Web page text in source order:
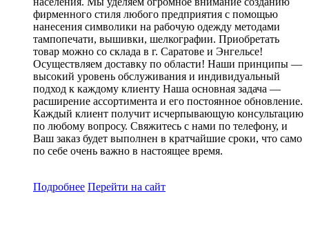
фирменного стиля любого предприятия с помощью
нанесения символики на рабочую одежду методами
тампопечати, вышивки, шелкографии. Приобретать
товар можно со склада в г. Саратове и Энгельсе!
Осуществляем доставку по области! Наши принципы —
высокий уровень обслуживания и индивидуальный
подход к каждому клиенту Наша основная задача —
расширение ассортимента и его постоянное обновление.
Каждый клиент получит исчерпывающую консультацию
по любому вопросу. Свяжитесь с нами по телефону, и
Ваш заказ будет выполнен в кратчайшие сроки, что само
по себе очень важно в настоящее время.
Подробнее Перейти на сайт